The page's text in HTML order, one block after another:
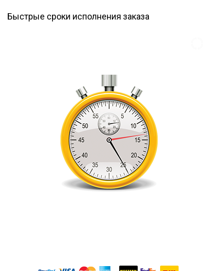
Быстрые сроки исполнения заказа